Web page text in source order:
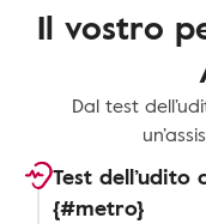
Il vostro
Dal test
Test
{#metro}